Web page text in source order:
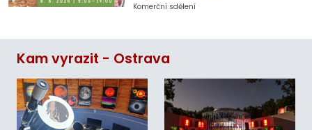
Komerční sdělení
Kam vyrazit - Ostrava